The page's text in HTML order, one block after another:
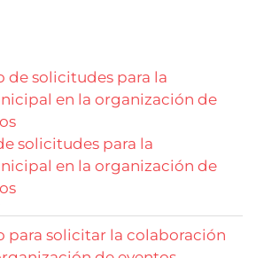
solicitudes para la
en la organización de